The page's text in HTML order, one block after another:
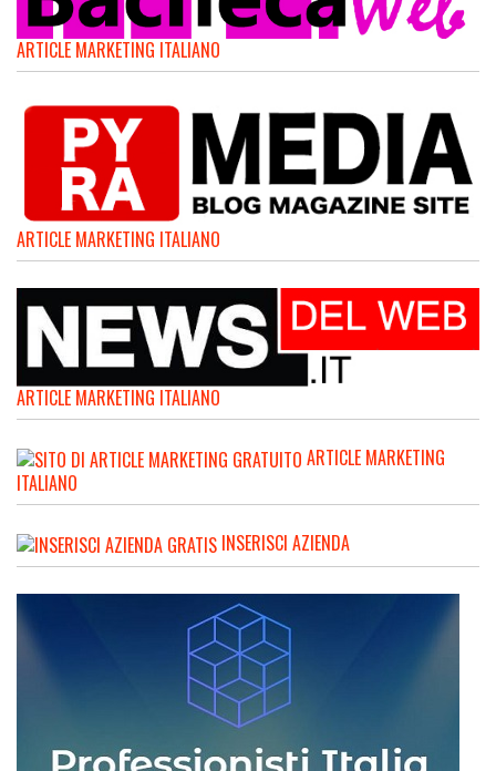
ARTICLE MARKETING ITALIANO
ARTICLE MARKETING ITALIANO
ARTICLE MARKETING ITALIANO
ARTICLE MARKETING
ITALIANO
INSERISCI AZIENDA